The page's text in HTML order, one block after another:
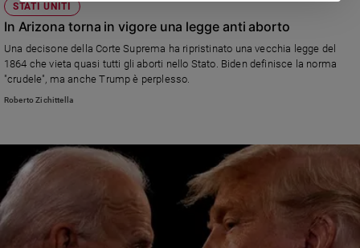
STATI UNITI
In Arizona torna in vigore una legge anti aborto
Una decisone della Corte Suprema ha ripristinato una vecchia legge del
1864 che vieta quasi tutti gli aborti nello Stato. Biden definisce la norma
"crudele", ma anche Trump è perplesso.
Roberto Zichittella